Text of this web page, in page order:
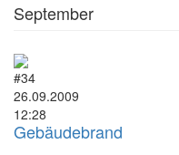
September
#34
26.09.2009
12:28
Gebäudebrand